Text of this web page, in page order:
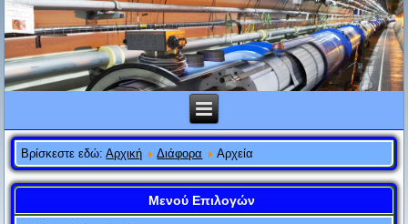
Βρίσκεστε εδώ:Αρχική Διάφορα Αρχεία
Μενού Επιλογών